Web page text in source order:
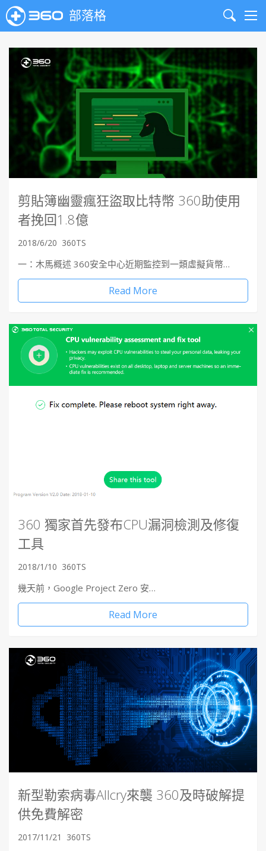
部落格
Search
剪貼簿幽靈瘋狂盜取比特幣 360助使用
者挽回1.8億
2018/6/20 360TS
一：木馬概述 360安全中心近期監控到一類虛擬貨幣…
Read More
360 獨家首先發布CPU漏洞檢測及修復
工具
2018/1/10 360TS
幾天前，Google Project Zero 安…
Read More
新型勒索病毒Allcry來襲 360及時破解提
供免費解密
2017/11/21 360TS